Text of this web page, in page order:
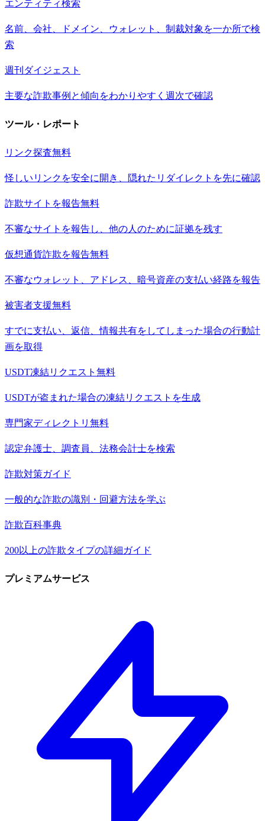
エンティティ検索
名前、会社、ドメイン、ウォレット、制裁対象を一か所で検
索
週刊ダイジェスト
主要な詐欺事例と傾向をわかりやすく週次で確認
ツール・レポート
リンク探査無料
怪しいリンクを安全に開き、隠れたリダイレクトを先に確認
詐欺サイトを報告無料
不審なサイトを報告し、他の人のために証拠を残す
仮想通貨詐欺を報告無料
不審なウォレット、アドレス、暗号資産の支払い経路を報告
被害者支援無料
すでに支払い、返信、情報共有をしてしまった場合の行動計
画を取得
USDT凍結リクエスト 無料
USDTが盗まれた場合の凍結リクエストを生成
専門家ディレクトリ 無料
認定弁護士、調査員、法務会計士を検索
詐欺対策ガイド
一般的な詐欺の識別・回避方法を学ぶ
詐欺百科事典
200以上の詐欺タイプの詳細ガイド
プレミアムサービス